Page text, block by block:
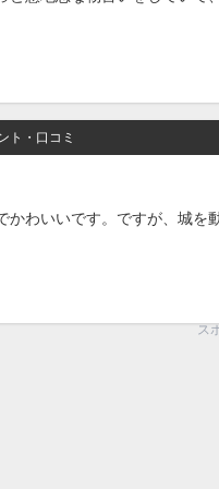
ト・口コミ
かわいいです。ですが、城
ス